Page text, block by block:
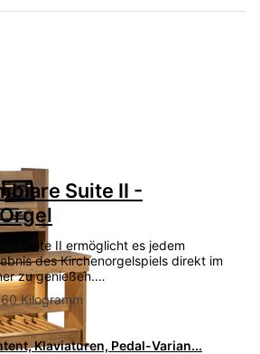
Produkt liegen noch keine
Suite II -
Suite II ermöglicht es jedem
des Kirchenorgelspiels direkt im
zu genießen.…
Kilogramm
Klaviaturen, Pedal-Varian...